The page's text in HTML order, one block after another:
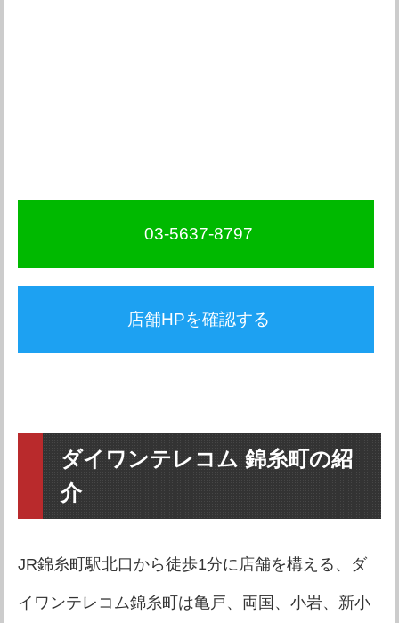
03-5637-8797
店舗HPを確認する
ダイワンテレコム 錦糸町の紹
介
JR錦糸町駅北口から徒歩1分に店舗を構える、ダ
イワンテレコム錦糸町は亀戸、両国、小岩、新小